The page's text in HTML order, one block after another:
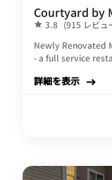
Courtyard by
3.8 (915 レビュ
Newly Renovated
- a full service
詳細を表示